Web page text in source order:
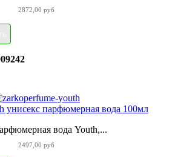
2872,00 руб
унисекс парфюмерная вода 100мл
вода Youth,...
2497,00 руб